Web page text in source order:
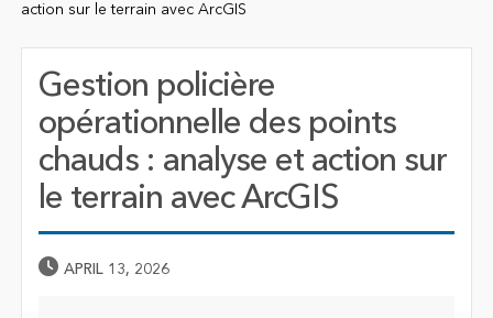
action sur le terrain avec ArcGIS
Gestion policière
opérationnelle des points
chauds : analyse et action sur
le terrain avec ArcGIS
Published Date
APRIL 13, 2026